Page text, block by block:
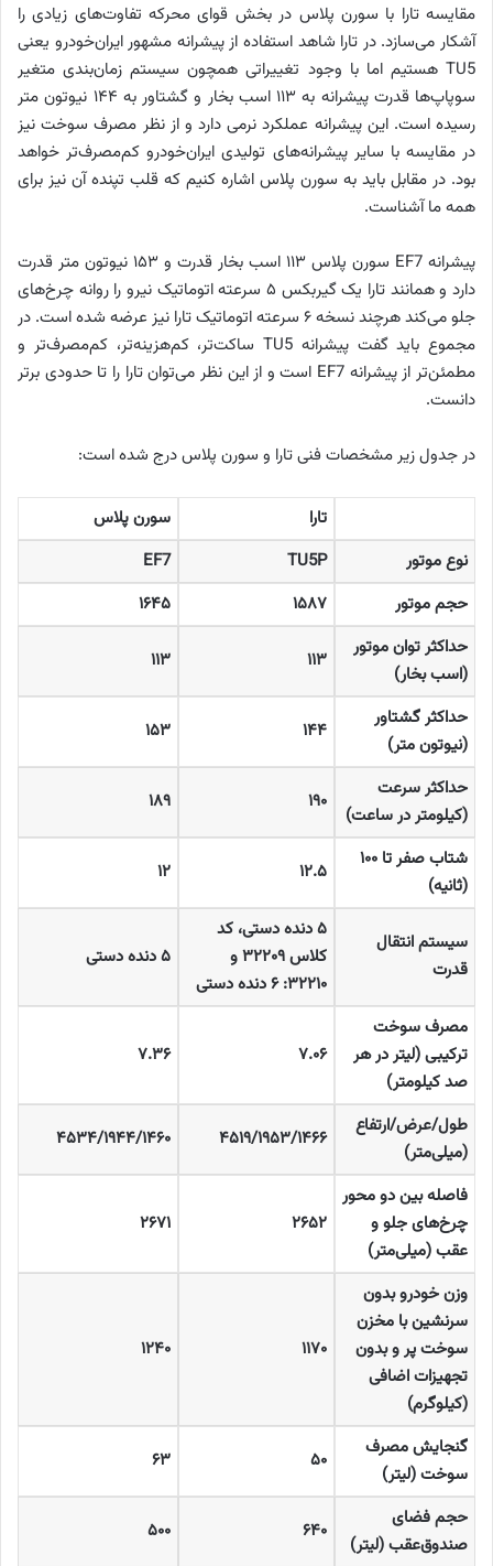
مقایسه تارا با سورن پلاس در بخش قوای محرکه تفاوت‌های زیادی را
آشکار می‌سازد. در تارا شاهد استفاده از پیشرانه مشهور ایران‌خودرو یعنی
TU5 هستیم اما با وجود تغییراتی همچون سیستم زمان‌بندی متغیر
سوپاپ‌ها قدرت پیشرانه به ۱۱۳ اسب بخار و گشتاور به ۱۴۴ نیوتون متر
رسیده است. این پیشرانه عملکرد نرمی دارد و از نظر مصرف سوخت نیز
در مقایسه با سایر پیشرانه‌های تولیدی ایران‌خودرو کم‌مصرف‌تر خواهد
بود. در مقابل باید به سورن پلاس اشاره کنیم که قلب تپنده آن نیز برای
همه ما آشناست.
پیشرانه EF7 سورن پلاس ۱۱۳ اسب بخار قدرت و ۱۵۳ نیوتون متر قدرت
دارد و همانند تارا یک گیربکس ۵ سرعته اتوماتیک نیرو را روانه چرخ‌های
جلو می‌کند هرچند نسخه ۶ سرعته اتوماتیک تارا نیز عرضه شده است. در
مجموع باید گفت پیشرانه TU5 ساکت‌تر، کم‌هزینه‌تر، کم‌مصرف‌تر و
مطمئن‌تر از پیشرانه EF7 است و از این نظر می‌توان تارا را تا حدودی برتر
دانست.
در جدول زیر مشخصات فنی تارا و سورن پلاس درج شده است:
تارا
سورن پلاس
نوع موتور
TU5P
EF7
حجم موتور
۱۵۸۷
۱۶۴۵
حداکثر توان موتور
(اسب بخار)
۱۱۳ ۱۱۳
حداکثر گشتاور
(نیوتون متر)
۱۴۴ ۱۵۳
حداکثر سرعت
(کیلومتر در ساعت)
۱۹۰ ۱۸۹
شتاب صفر تا ۱۰۰
(ثانیه)
۱۲.۵ ۱۲
سیستم انتقال
قدرت
۵دنده دستی، کد
کلاس۳۲۲۰۹و
۳۲۲۱۰: ۶
دنده دستی
۵دنده دستی
مصرف سوخت
ترکیبی (لیتر در هر
صد کیلومتر)
۷.۰۶ ۷.۳۶
طول/عرض/ارتفاع
(میلی‌متر)
۴۵۱۹/۱۹۵۳/۱۴۶۶ ۴۵۳۴/۱۹۴۴/۱۴۶۰
فاصله بین دو محور
چرخ‌های جلو و
عقب (میلی‌متر)
۲۶۵۲ ۲۶۷۱
وزن خودرو بدون
سرنشین با مخزن
سوخت پر و بدون
تجهیزات اضافی
(کیلوگرم)
۱۱۷۰ ۱۲۴۰
گنجایش مصرف
سوخت (لیتر)
۵۰ ۶۳
حجم فضای
صندوق‌عقب (لیتر)
۶۴۰ ۵۰۰